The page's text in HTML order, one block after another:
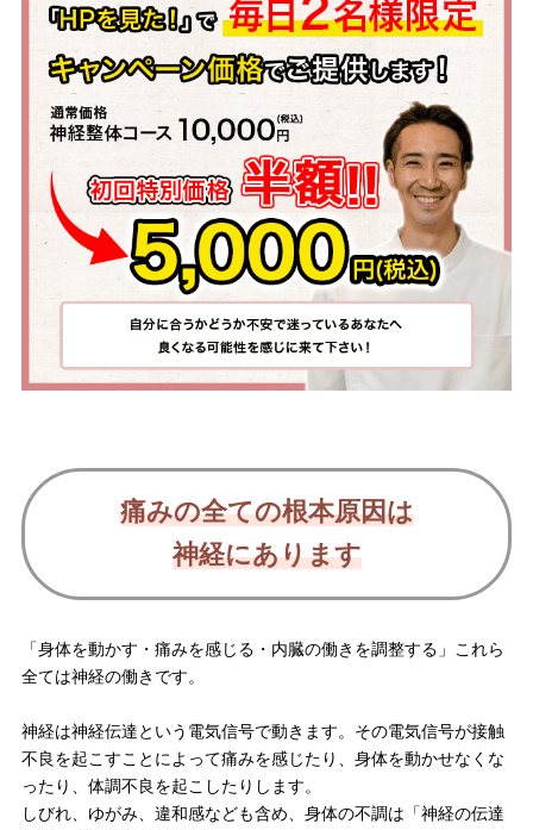
痛みの全ての根本原因は
神経にあります
「身体を動かす・痛みを感じる・内臓の働きを調整する」
これら
全ては神経の働きです。
神経は神経伝達という電気信号で動きます。 その電気信号が接触
不良を起こすことによって痛みを感じたり、 身体を動かせなくな
ったり、体調不良を起こしたりします。
しびれ、ゆがみ、違和感なども含め、身体の不調は「神経の伝達